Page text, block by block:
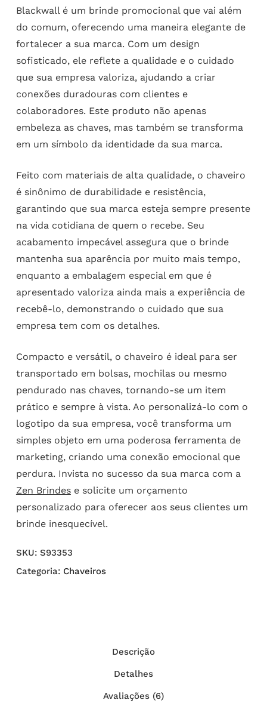
Blackwall é um brinde promocional que vai além
do comum, oferecendo uma maneira elegante de
fortalecer a sua marca. Com um design
sofisticado, ele reflete a qualidade e o cuidado
que sua empresa valoriza, ajudando a criar
conexões duradouras com clientes e
colaboradores. Este produto não apenas
embeleza as chaves, mas também se transforma
em um símbolo da identidade da sua marca.
Feito com materiais de alta qualidade, o chaveiro
é sinônimo de durabilidade e resistência,
garantindo que sua marca esteja sempre presente
na vida cotidiana de quem o recebe. Seu
acabamento impecável assegura que o brinde
mantenha sua aparência por muito mais tempo,
enquanto a embalagem especial em que é
apresentado valoriza ainda mais a experiência de
recebê-lo, demonstrando o cuidado que sua
empresa tem com os detalhes.
Compacto e versátil, o chaveiro é ideal para ser
transportado em bolsas, mochilas ou mesmo
pendurado nas chaves, tornando-se um item
prático e sempre à vista. Ao personalizá-lo com o
logotipo da sua empresa, você transforma um
simples objeto em uma poderosa ferramenta de
marketing, criando uma conexão emocional que
perdura. Invista no sucesso da sua marca com a
Zen Brindese solicite um orçamento
personalizado para oferecer aos seus clientes um
brinde inesquecível.
SKU: S93353
Categoria: Chaveiros
Descrição
Detalhes
Avaliações (6)